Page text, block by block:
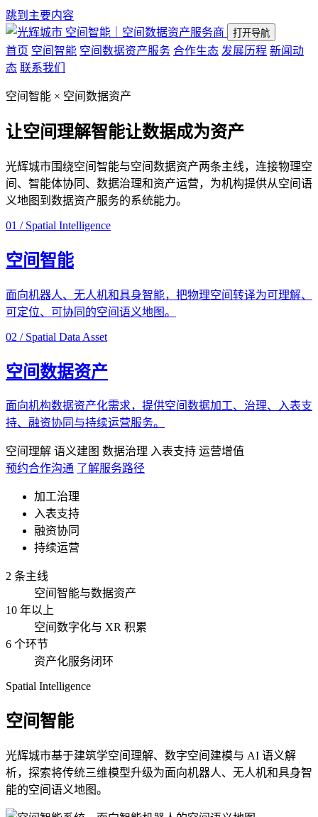
跳到主要内容
空间智能｜空间数据资产服务商
打开导航
首页 空间智能 空间数据资产服务 合作生态 发展历程 新闻动
态 联系我们
空间智能 × 空间数据资产
让空间理解智能让数据成为资产
光辉城市围绕空间智能与空间数据资产两条主线，连接物理空
间、智能体协同、数据治理和资产运营，为机构提供从空间语
义地图到数据资产服务的系统能力。
01 / Spatial Intelligence
空间智能
面向机器人、无人机和具身智能，把物理空间转译为可理解、
可定位、可协同的空间语义地图。
02 / Spatial Data Asset
空间数据资产
面向机构数据资产化需求，提供空间数据加工、治理、入表支
持、融资协同与持续运营服务。
空间理解 语义建图 数据治理 入表支持 运营增值
预约合作沟通 了解服务路径
加工治理
入表支持
融资协同
持续运营
2 条主线
空间智能与数据资产
10 年以上
空间数字化与 XR 积累
6 个环节
资产化服务闭环
Spatial Intelligence
空间智能
光辉城市基于建筑学空间理解、数字空间建模与 AI 语义解
析，探索将传统三维模型升级为面向机器人、无人机和具身智
能的空间语义地图。